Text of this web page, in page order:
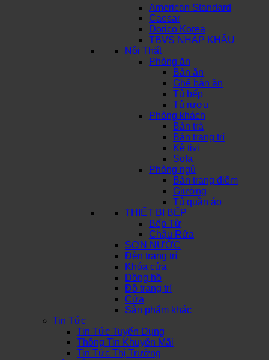
American Standard
Caesar
Dorico Korea
TBVS NHẬP KHẨU
Nội Thất
Phòng ăn
Bàn ăn
Ghế bàn ăn
Tủ bếp
Tủ rượu
Phòng khách
Bàn trà
Bàn trang trí
Kệ tivi
Sofa
Phòng ngủ
Bàn trang điểm
Giường
Tủ quần áo
THIẾT BỊ BẾP
Bếp Từ
Chậu Rửa
SƠN NƯỚC
Đèn trang trí
Khóa cửa
Đồng hồ
Đồ trang trí
Cửa
Sản phẩm khác
Tin Tức
Tin Tức Tuyển Dụng
Thông Tin Khuyến Mãi
Tin Tức Thị Trường